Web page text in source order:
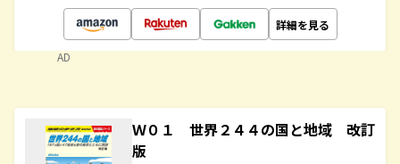
詳細を見る
AD
Ｗ０１ 世界２４４の国と地域 改訂
版